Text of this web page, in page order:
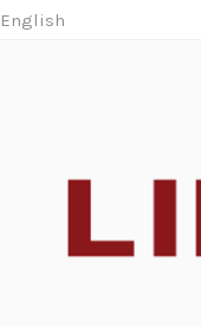
English